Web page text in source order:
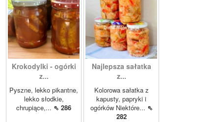
Krokodylki - ogórki
z...
Pyszne, lekko pikantne,
lekko słodkie,
chrupiące,... ⇖ 286
Najlepsza sałatka
z...
Kolorowa sałatka z
kapusty, papryki i
ogórków Niektóre... ⇖
282